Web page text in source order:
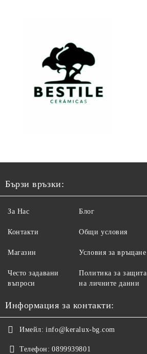
Бързи връзки:
За Нас
Контакти
Магазин
Често задавани
въпроси
Блог
Общи условия
Условия за връщане
Политика за защита
на личните данни
Информация за контакти:
Имейл: info@keralux-bg.com
Телефон: 0899939801